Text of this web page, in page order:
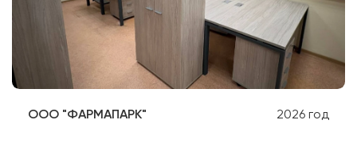
ООО "ФАРМАПАРК" 2026 год